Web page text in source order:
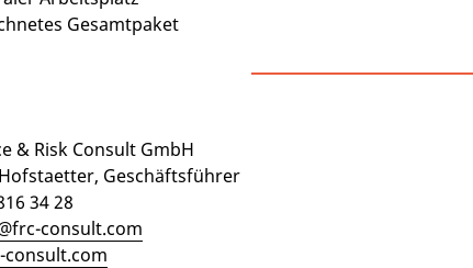
Gesamtpaket
& Risk Consult GmbH
Geschäftsführer
34 28
consult.com